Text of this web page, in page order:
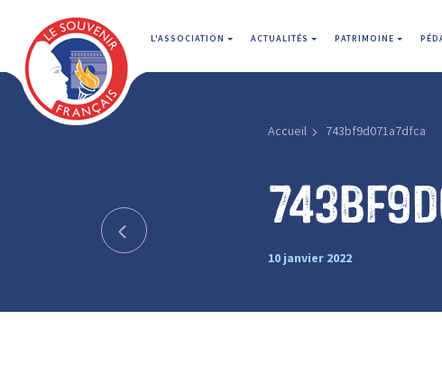
L'ASSOCIATION ACTUALITÉS PATRIMOINE
Accueil 743bf9d071a7dfca
10 janvier 2022